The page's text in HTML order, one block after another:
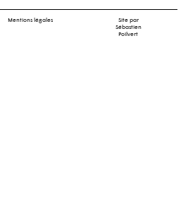
Mentions légales
Site par
Sébastien
Poilvert